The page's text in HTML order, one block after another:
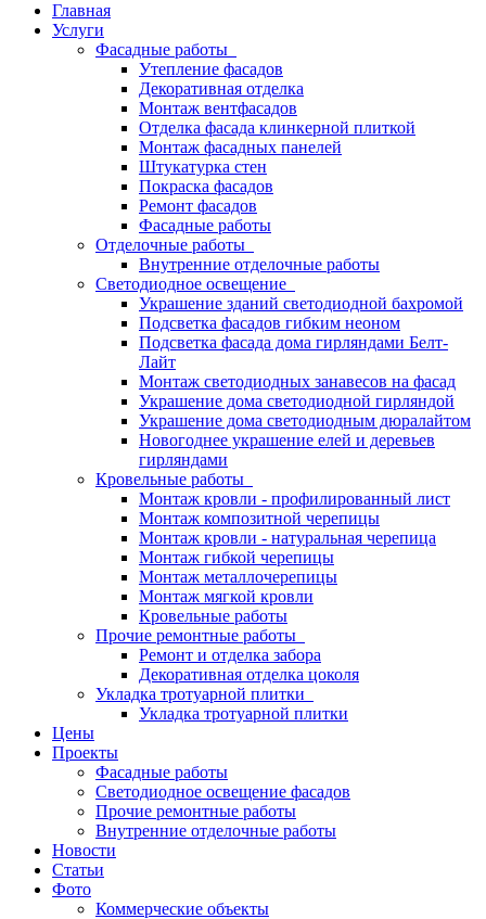
Главная
Услуги
Фасадные работы
Утепление фасадов
Декоративная отделка
Монтаж вентфасадов
Отделка фасада клинкерной плиткой
Монтаж фасадных панелей
Штукатурка стен
Покраска фасадов
Ремонт фасадов
Фасадные работы
Отделочные работы
Внутренние отделочные работы
Светодиодное освещение
Украшение зданий светодиодной бахромой
Подсветка фасадов гибким неоном
Подсветка фасада дома гирляндами Белт-
Лайт
Монтаж светодиодных занавесов на фасад
Украшение дома светодиодной гирляндой
Украшение дома светодиодным дюралайтом
Новогоднее украшение елей и деревьев
гирляндами
Кровельные работы
Монтаж кровли - профилированный лист
Монтаж композитной черепицы
Монтаж кровли - натуральная черепица
Монтаж гибкой черепицы
Монтаж металлочерепицы
Монтаж мягкой кровли
Кровельные работы
Прочие ремонтные работы
Ремонт и отделка забора
Декоративная отделка цоколя
Укладка тротуарной плитки
Укладка тротуарной плитки
Цены
Проекты
Фасадные работы
Светодиодное освещение фасадов
Прочие ремонтные работы
Внутренние отделочные работы
Новости
Статьи
Фото
Коммерческие объекты